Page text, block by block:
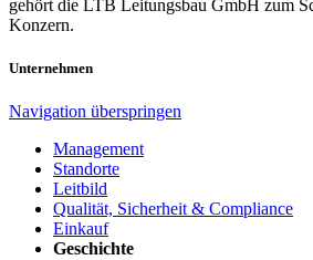
gehört die LTB Leitungsbau GmbH zum
Konzern.
Unternehmen
Navigation überspringen
Management
Standorte
Leitbild
Qualität, Sicherheit & Compliance
Einkauf
Geschichte